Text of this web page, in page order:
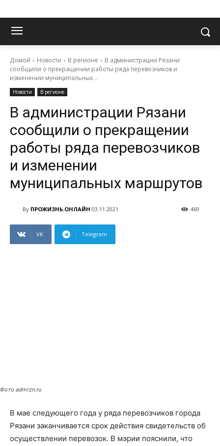
Домой Новости В регионе
В администрации Рязани
сообщили о прекращении работы ряда перевозчиков и
изменении муниципальных...
Новости В регионе
В администрации Рязани
сообщили о прекращении
работы ряда перевозчиков
и изменении
муниципальных маршрутов
By ПРОЖИЗНЬ.ОНЛАЙН 03.11.2021 469
VK Telegram
Фото admrzn.ru
В мае следующего года у ряда перевозчиков города
Рязани заканчивается срок действия свидетельств об
осуществлении перевозок. В мэрии пояснили, что